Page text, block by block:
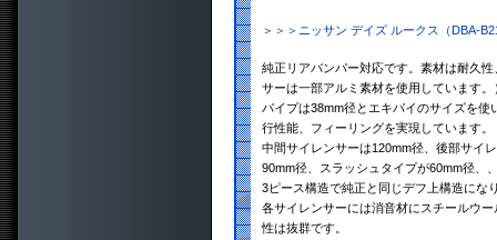
＞＞＞ニッサン デイズ ルークス（DBA-
純正リアバンパー対応です。素材は耐久
サーは一部アルミ素材を使用しています
パイプは38mm径とエキパイのサイズを
行性能、フィーリングを実現しています。
中間サイレンサーは120mm径、後部サイ
90mm径、スラッシュタイプが60mm径、
3ピース構造で純正と同じデフ上構造にな
各サイレンサーには消音材にスチールウ
性は抜群です。